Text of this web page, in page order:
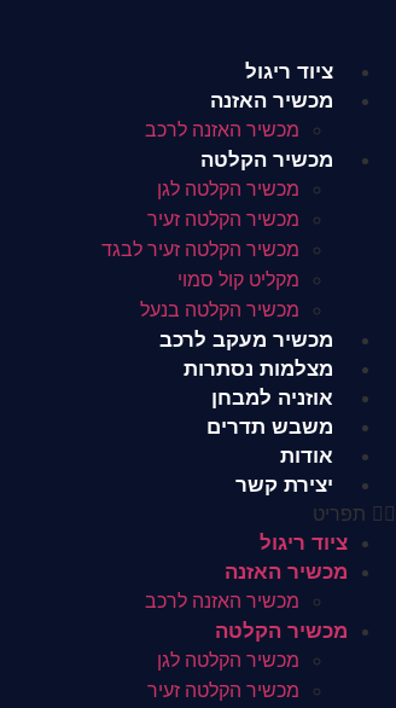
ציוד ריגול
מכשיר האזנה
מכשיר האזנה לרכב
מכשיר הקלטה
מכשיר הקלטה לגן
מכשיר הקלטה זעיר
מכשיר הקלטה זעיר לבגד
מקליט קול סמוי
מכשיר הקלטה בנעל
מכשיר מעקב לרכב
מצלמות נסתרות
אוזניה למבחן
משבש תדרים
אודות
יצירת קשר
תפריט
ציוד ריגול
מכשיר האזנה
מכשיר האזנה לרכב
מכשיר הקלטה
מכשיר הקלטה לגן
מכשיר הקלטה זעיר